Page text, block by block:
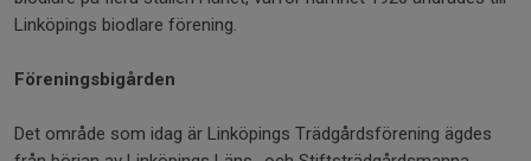
Linköpings biodlare förening.
Föreningsbigården
Det område som idag är Linköpings Trädgårdsförening ägdes